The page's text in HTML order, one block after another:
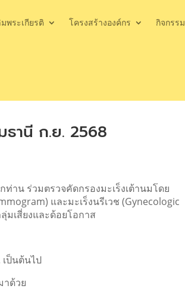
พระเกียรติ โครงสร้างองค์กร กิจกรรม
านี ก.ย. 2568
าน ร่วมตรวจคัดกรองมะเร็งเต้านมโดย
และมะเร็งนรีเวช (Gynecologic
มเสี่ยงและด้อยโอกาส
เป็นต้นไป
าด้วย